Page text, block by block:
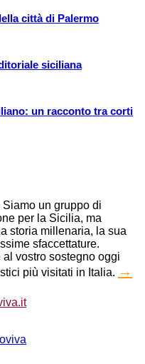
città di Palermo
siciliana
un racconto tra corti
un gruppo di
per la Sicilia, ma
storia millenaria, la sua
sfaccettature.
vostro sostegno oggi
più visitati in Italia. →